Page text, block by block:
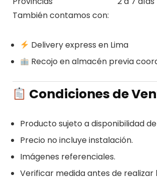
También contamos con:
Delivery express en Lima
Recojo en almacén previa
Condiciones de
Producto sujeto a disponibilidad
Precio no incluye instalación.
Imágenes referenciales.
Verificar medida antes de realizar